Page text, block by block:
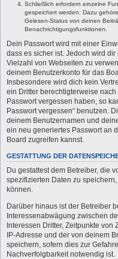
Schließlich erfordern einzelne
gespeichert werden. Dazu
Gelesen-Status von deinen
Benachrichtigungsfunktionen.
Dein Passwort wird mit einer
dass es sicher ist. Jedoch wird
Vielzahl von Webseiten zu
deinem Benutzerkonto für das
Insbesondere wird dich kein
ein Dritter berechtigterweise
Passwort vergessen haben, so
Passwort vergessen“ benutzen.
deinem Benutzernamen und
ein neu generiertes Passwort an
Board zugreifen kannst.
GESTATTUNG DER
Du gestattest dem Betreiber, die
spezifizierten Daten zu
können.
Darüber hinaus ist der Betreiber
Interessenabwägung zwischen
Interessen Dritter, Zeitpunkte von
IP-Adresse und der von deinem
speichern, sofern dies zur
Nachverfolgbarkeit notwendig ist.